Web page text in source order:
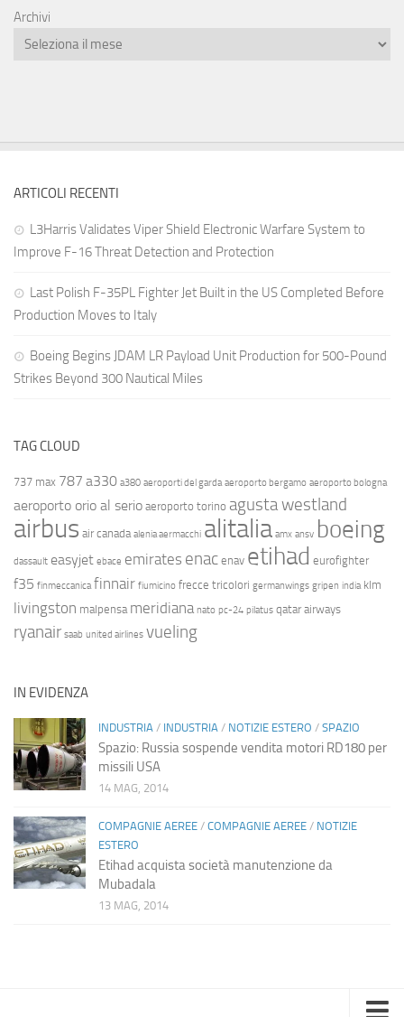
Archivi
ARTICOLI RECENTI
L3Harris Validates Viper Shield Electronic Warfare System to
Improve F-16 Threat Detection and Protection
Last Polish F-35PL Fighter Jet Built in the US Completed Before
Production Moves to Italy
Boeing Begins JDAM LR Payload Unit Production for 500-Pound
Strikes Beyond 300 Nautical Miles
TAG CLOUD
737 max 787 a330 a380 aeroporti del garda aeroporto bergamo aeroporto bologna
aeroporto orio al serio aeroporto torino agusta westland
airbus air canada alenia aermacchi alitalia amx ansv boeing
dassault easyjet ebace emirates enac enav etihad eurofighter
f35 finmeccanica finnair fiumicino frecce tricolori germanwings gripen india klm
livingston malpensa meridiana nato pc-24 pilatus qatar airways
ryanair saab united airlines vueling
IN EVIDENZA
INDUSTRIA / INDUSTRIA / NOTIZIE ESTERO / SPAZIO
Spazio: Russia sospende vendita motori RD180 per
missili USA
14 MAG, 2014
COMPAGNIE AEREE / COMPAGNIE AEREE / NOTIZIE
ESTERO
Etihad acquista società manutenzione da
Mubadala
13 MAG, 2014